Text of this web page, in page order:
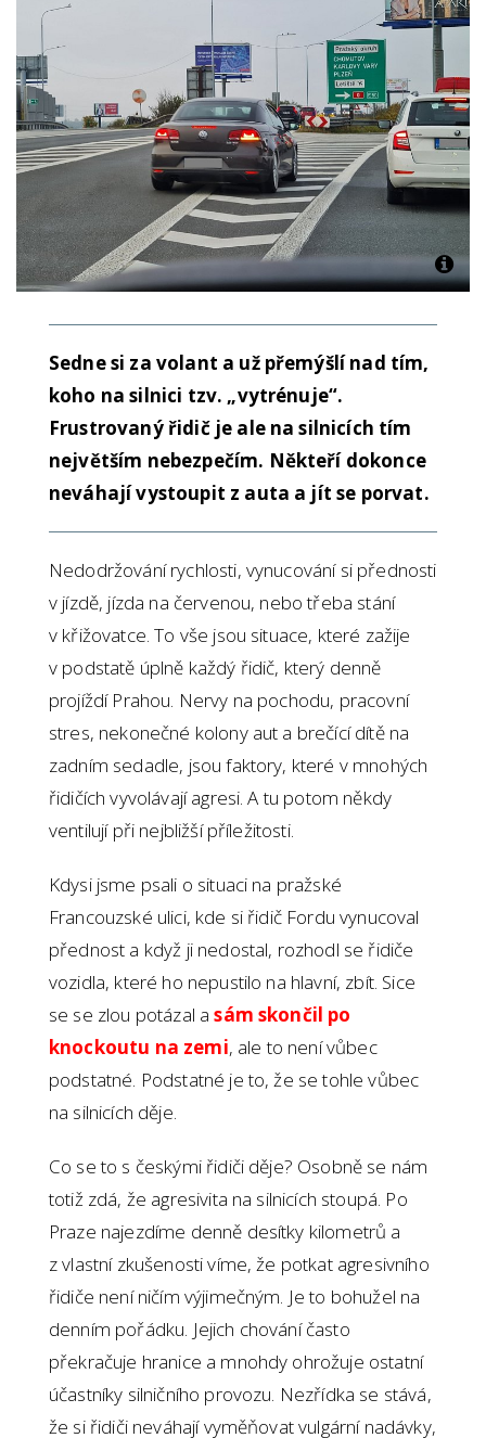
Sedne si za volant a už přemýšlí nad tím,
koho na silnici tzv. „vytrénuje“.
Frustrovaný řidič je ale na silnicích tím
největším nebezpečím. Někteří dokonce
neváhají vystoupit z auta a jít se porvat.
Nedodržování rychlosti, vynucování si přednosti
v jízdě, jízda na červenou, nebo třeba stání
v křižovatce. To vše jsou situace, které zažije
v podstatě úplně každý řidič, který denně
projíždí Prahou. Nervy na pochodu, pracovní
stres, nekonečné kolony aut a brečící dítě na
zadním sedadle, jsou faktory, které v mnohých
řidičích vyvolávají agresi. A tu potom někdy
ventilují při nejbližší příležitosti.
Kdysi jsme psali o situaci na pražské
Francouzské ulici, kde si řidič Fordu vynucoval
přednost a když ji nedostal, rozhodl se řidiče
vozidla, které ho nepustilo na hlavní, zbít. Sice
se se zlou potázal asám skončil po
knockoutu na zemi, ale to není vůbec
podstatné. Podstatné je to, že se tohle vůbec
na silnicích děje.
Co se to s českými řidiči děje? Osobně se nám
totiž zdá, že agresivita na silnicích stoupá. Po
Praze najezdíme denně desítky kilometrů a
z vlastní zkušenosti víme, že potkat agresivního
řidiče není ničím výjimečným. Je to bohužel na
denním pořádku. Jejich chování často
překračuje hranice a mnohdy ohrožuje ostatní
účastníky silničního provozu. Nezřídka se stává,
že si řidiči neváhají vyměňovat vulgární nadávky,